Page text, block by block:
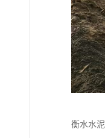
衡水水